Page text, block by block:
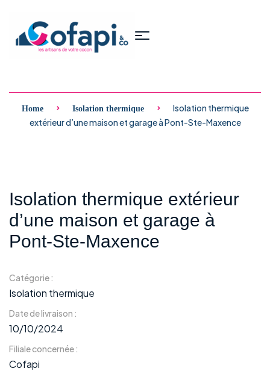
Home Isolation thermique
Isolation thermique
extérieur d’une maison et garage à Pont-Ste-Maxence
Isolation thermique extérieur
d’une maison et garage à
Pont-Ste-Maxence
Catégorie :
Isolation thermique
Date de livraison :
10/10/2024
Filiale concernée :
Cofapi